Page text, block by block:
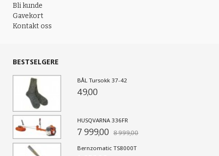
Bli kunde
Gavekort
Kontakt oss
BESTSELGERE
BÅL Tursokk 37-42
49,00
HUSQVARNA 336FR
7 999,00 8 999,00
Bernzomatic TS8000T